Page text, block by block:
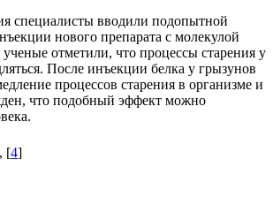
специалисты вводили подопытной
нового препарата с молекулой
отметили, что процессы старения у
После инъекции белка у грызунов
процессов старения в организме и
что подобный эффект можно
[4]